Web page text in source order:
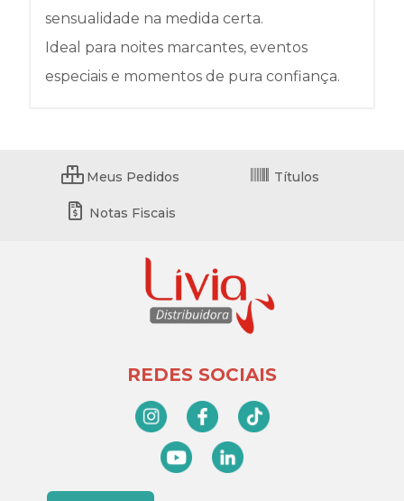
sensualidade na medida certa.
Ideal para noites marcantes, eventos
especiais e momentos de pura confiança.
Meus Pedidos Títulos
Notas Fiscais
REDES SOCIAIS